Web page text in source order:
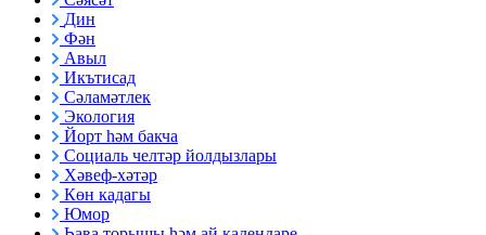
Дин
Фән
Авыл
Икътисад
Сәламәтлек
Экология
Йорт һәм бакча
Социаль челтәр йолдызлары
Хәвеф-хәтәр
Көн кадагы
Юмор